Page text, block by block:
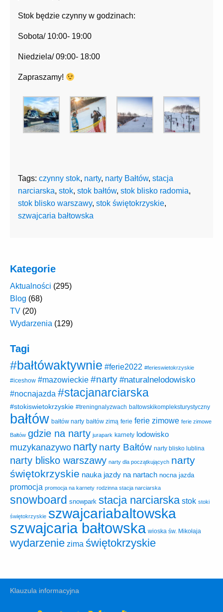
Stok będzie czynny w godzinach:
Sobota/ 10:00- 19:00
Niedziela/ 09:00- 18:00
Zapraszamy!
Tags: czynny stok, narty, narty Bałtów, stacja
narciarska, stok, stok bałtów, stok blisko radomia,
stok blisko warszawy, stok świętokrzyskie,
szwajcaria bałtowska
Kategorie
Aktualności (295)
Blog (68)
TV (20)
Wydarzenia (129)
Tagi
#bałtówaktywnie #ferie2022 #ferieswietokrzyskie
#iceshow #mazowieckie #narty #naturalnelodowisko
#nocnajazda #stacjanarciarska
#stokiswietokrzyskie #treningnalyzwach baltowskikompleksturystyczny
bałtów bałtów narty bałtów zimą ferie ferie zimowe ferie zimowe
Bałtów gdzie na narty jurapark karnety lodowisko
muzykanazywo narty narty Bałtów narty blisko lublina
narty blisko warszawy narty dla początkujących narty
świętokrzyskie nauka jazdy na nartach nocna jazda
promocja promocja na karnety rodzinna stacja narciarska
snowboard snowpark stacja narciarska stok stoki
świętokrzyskie szwajcariabaltowska
szwajcaria bałtowska wioska św. Mikołaja
wydarzenie zima świętokrzyskie
Klauzula informacyjna